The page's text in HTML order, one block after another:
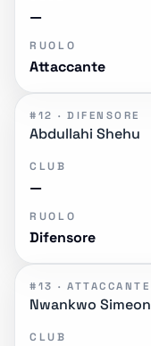
—
RUOLO
Attaccante
#12 · DIFENSORE
Abdullahi Shehu
CLUB
—
RUOLO
Difensore
#13 · ATTACCANTE
Nwankwo Simeon
CLUB